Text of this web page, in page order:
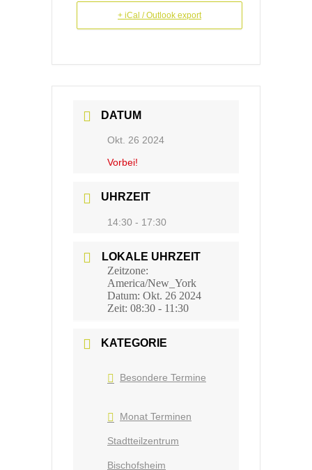
+ iCal / Outlook export
DATUM
Okt. 26 2024
Vorbei!
UHRZEIT
14:30 - 17:30
LOKALE UHRZEIT
Zeitzone:
America/New_York
Datum: Okt. 26 2024
Zeit: 08:30 - 11:30
KATEGORIE
Besondere Termine
Monat Terminen
Stadtteilzentrum
Bischofsheim